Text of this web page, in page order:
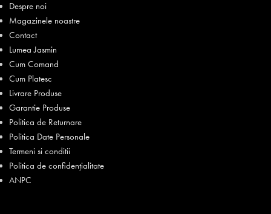
Despre noi
Magazinele noastre
Contact
Lumea Jasmin
Cum Comand
Cum Platesc
Livrare Produse
Garantie Produse
Politica de Returnare
Politica Date Personale
Termeni si conditii
Politica de confidențialitate
ANPC